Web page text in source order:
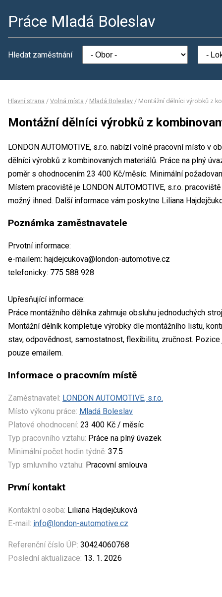
Práce Mladá Boleslav
Hledat zaměstnání
Hlavní strana / Volná místa / Mladá Boleslav / Montážní dělníci výrobků z
Montážní dělníci výrobků z
LONDON AUTOMOTIVE, s.r.o. nabízí volné pracovní místo v
dělníci výrobků z kombinovaných materiálů. Práce na plný
poměr s ohodnocením 23 400 Kč/měsíc. Minimální
Místem pracoviště je LONDON AUTOMOTIVE, s.r.o.
možný ihned. Další informace vám poskytne Liliana
Poznámka zaměstnavatele
Prvotní informace:
e-mailem: hajdejcukova@london-automotive.cz
telefonicky: 775 588 928
Upřesňující informace:
Práce montážního dělníka zahrnuje obsluhu jednoduchých
Montážní dělník kompletuje výrobky dle montážního listu,
stav, odpovědnost, samostatnost, flexibilitu, zručnost.
pouze emailem.
Informace o pracovním místě
Zaměstnavatel: LONDON AUTOMOTIVE, s.r.o.
Místo výkonu práce: Mladá Boleslav
Platové ohodnocení: 23 400 Kč / měsíc
Typ pracovního vztahu: Práce na plný úvazek
Minimální počet hodin týdně: 37.5
Typ smluvního vztahu: Pracovní smlouva
První kontakt
Kontaktní osoba: Liliana Hajdejčuková
E-mail: info@london-automotive.cz
Referenční číslo ÚP: 30424060768
Poslední aktualizace: 13. 1. 2026